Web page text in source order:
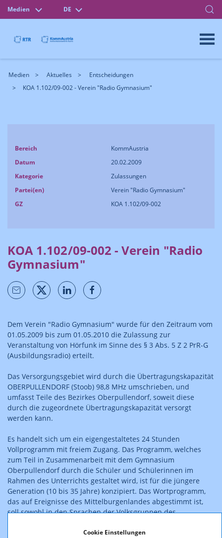
Cookie Einstellungen
Medien DE
Medien Aktuelles
Entscheidungen
KOA 1.102/09-002 - Verein "Radio Gymnasium"
Bereich
KommAustria
Datum
20.02.2009
Kategorie
Zulassungen
Partei(en)
Verein "Radio Gymnasium"
GZ
KOA 1.102/09-002
KOA 1.102/09-002 - Verein "Radio
Gymnasium"
Dem Verein "Radio Gymnasium" wurde für den Zeitraum vom
01.05.2009 bis zum 01.05.2010 die Zulassung zur
Veranstaltung von Hörfunk im Sinne des § 3 Abs. 5 Z 2 PrR-G
(Ausbildungsradio) erteilt.
Das Versorgungsgebiet wird durch die Übertragungskapazität
OBERPULLENDORF (Stoob) 98,8 MHz umschrieben, und
umfasst Teile des Bezirkes Oberpullendorf, soweit diese
durch die zugeordnete Übertragungskapazität versorgt
werden kann.
Es handelt sich um ein eigengestaltetes 24 Stunden
Vollprogramm mit freiem Zugang. Das Programm, welches
zum Teil in Zusammenarbeit mit dem Gymnasium
Oberpullendorf durch die Schüler und Schülerinnen im
Rahmen des Unterrichts gestaltet wird, ist für die jüngere
Generation (10 bis 35 Jahre) konzipiert. Das Wortprogramm,
das auf Ereignisse des Mittelburgenlandes abgestimmt ist,
soll sowohl in den Sprachen der Volksgruppen des
Gymnasiums Oberpullendorf gestaltet sein. ein